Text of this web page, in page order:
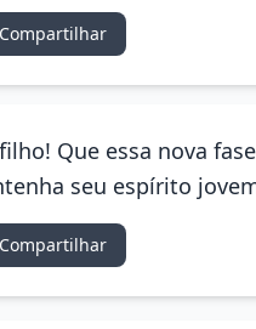
Que essa nova
seu espírito